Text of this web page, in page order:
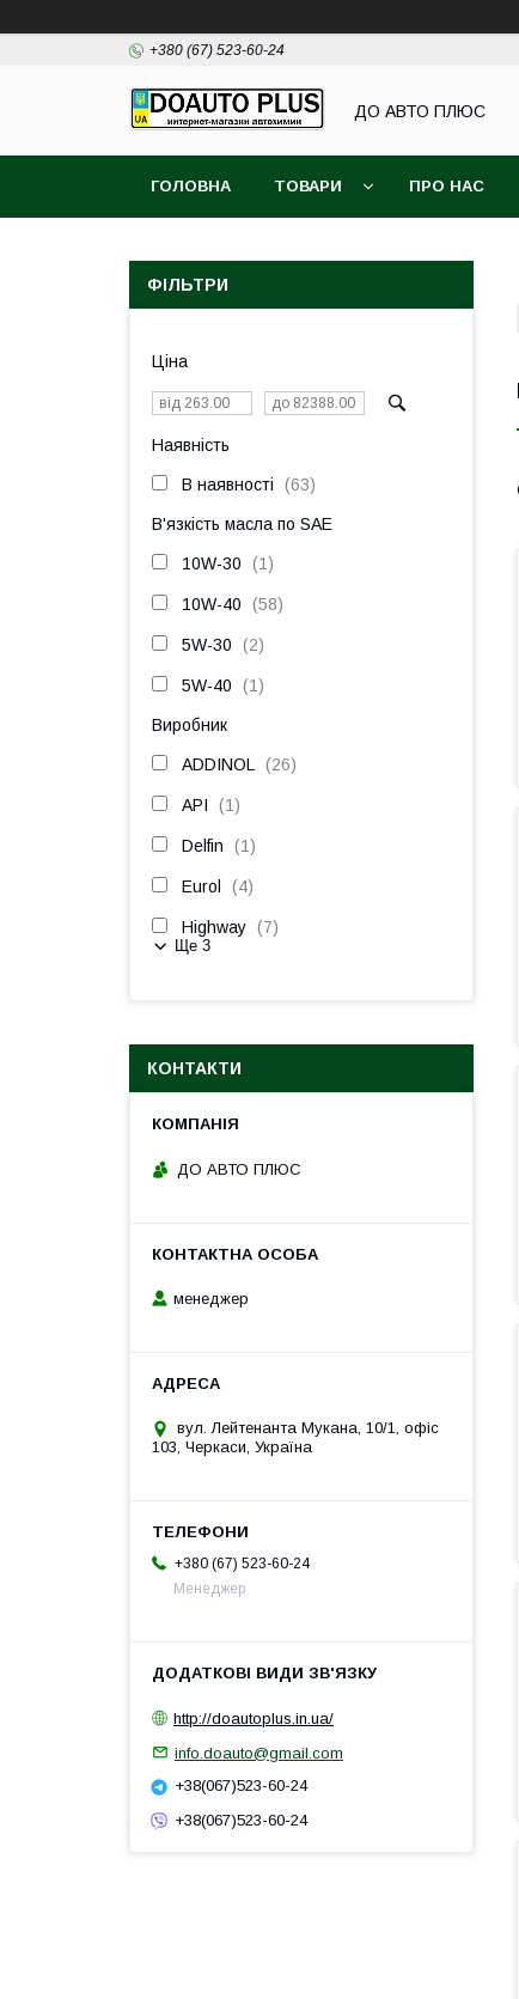
+380 (67) 523-60-24
ДО АВТО ПЛЮС
ГОЛОВНА ТОВАРИ ПРО НАС
ФІЛЬТРИ
Ціна
Наявність
В наявності 63
В'язкість масла по SAE
10W-30 1
10W-40 58
5W-30 2
5W-40 1
Виробник
ADDINOL 26
API 1
Delfin 1
Eurol 4
Highway 7
Ще 3
КОНТАКТИ
ДО АВТО ПЛЮС
менеджер
вул. Лейтенанта Мукана, 10/1, офіс
103, Черкаси, Україна
+380 (67) 523-60-24
Менеджер
http://doautoplus.in.ua/
info.doauto@gmail.com
+38(067)523-60-24
+38(067)523-60-24